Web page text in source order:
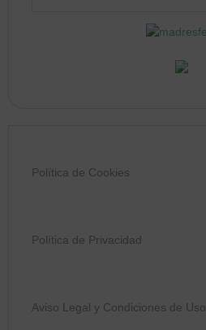
Política de Cookies
Política de Privacidad
Aviso Legal y Condiciones de Uso